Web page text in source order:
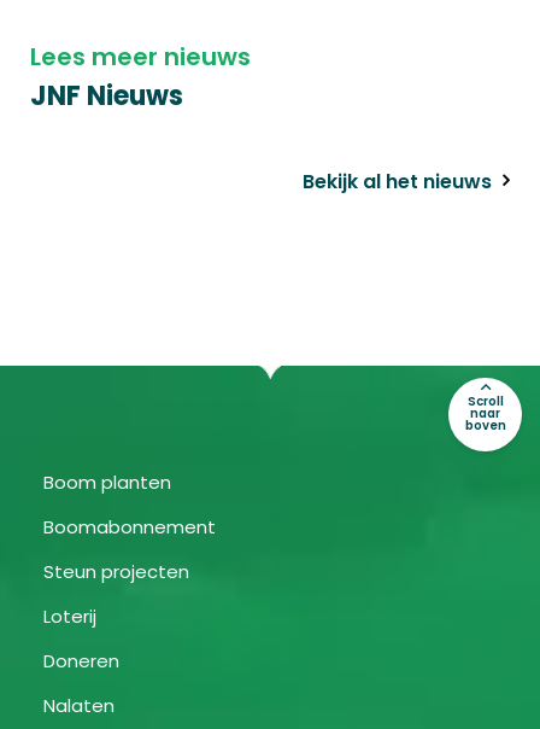
Lees meer nieuws
JNF Nieuws
Bekijk al het nieuws
Boom planten
Boomabonnement
Steun projecten
Loterij
Doneren
Nalaten
Scroll
naar
boven